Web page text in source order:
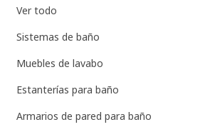
Ver todo
Sistemas de baño
Muebles de lavabo
Estanterías para baño
Armarios de pared para baño